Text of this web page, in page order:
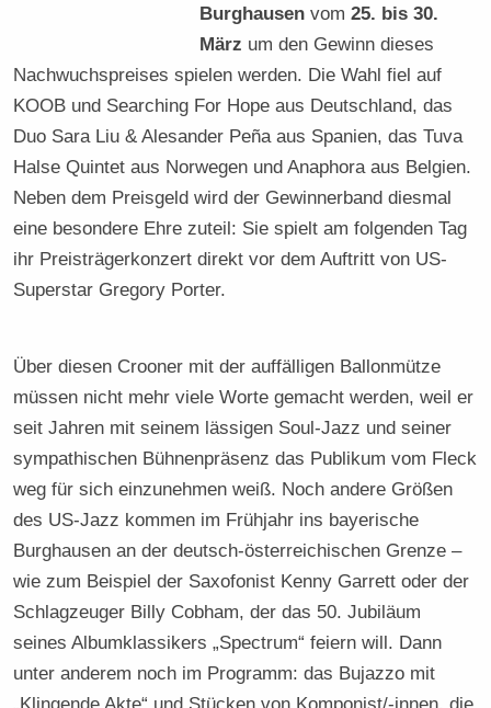
Burghausen vom25. bis 30.
März um den Gewinn dieses
Nachwuchspreises spielen werden. Die Wahl fiel auf
KOOB und Searching For Hope aus Deutschland, das
Duo Sara Liu & Alesander Peña aus Spanien, das Tuva
Halse Quintet aus Norwegen und Anaphora aus Belgien.
Neben dem Preisgeld wird der Gewinnerband diesmal
eine besondere Ehre zuteil: Sie spielt am folgenden Tag
ihr Preisträgerkonzert direkt vor dem Auftritt von US-
Superstar Gregory Porter.
Über diesen Crooner mit der auffälligen Ballonmütze
müssen nicht mehr viele Worte gemacht werden, weil er
seit Jahren mit seinem lässigen Soul-Jazz und seiner
sympathischen Bühnenpräsenz das Publikum vom Fleck
weg für sich einzunehmen weiß. Noch andere Größen
des US-Jazz kommen im Frühjahr ins bayerische
Burghausen an der deutsch-österreichischen Grenze –
wie zum Beispiel der Saxofonist Kenny Garrett oder der
Schlagzeuger Billy Cobham, der das 50. Jubiläum
seines Albumklassikers „Spectrum“ feiern will. Dann
unter anderem noch im Programm: das Bujazzo mit